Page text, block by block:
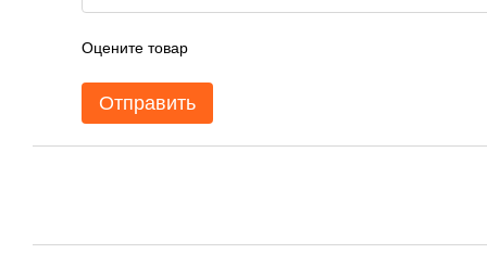
Оцените товар
Отправить